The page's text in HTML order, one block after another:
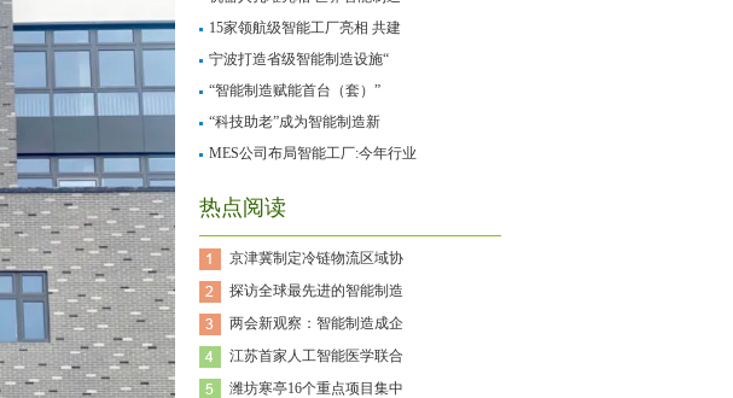
15家领航级智能工厂亮相 共建
宁波打造省级智能制造设施“
“智能制造赋能首台（套）”
“科技助老”成为智能制造新
MES公司布局智能工厂:今年行业
热点阅读
京津冀制定冷链物流区域协
探访全球最先进的智能制造
两会新观察：智能制造成企
江苏首家人工智能医学联合
潍坊寒亭16个重点项目集中